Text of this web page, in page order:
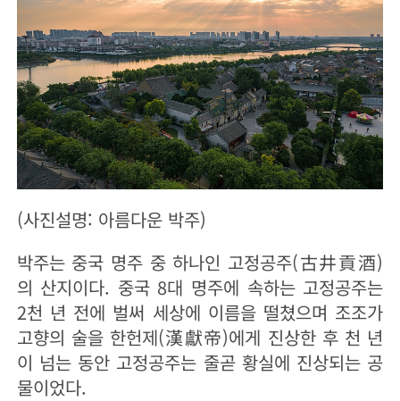
(사진설명: 아름다운 박주)
박주는 중국 명주 중 하나인 고정공주(古井貢酒)
의 산지이다. 중국 8대 명주에 속하는 고정공주는
2천 년 전에 벌써 세상에 이름을 떨쳤으며 조조가
고향의 술을 한헌제(漢獻帝)에게 진상한 후 천 년
이 넘는 동안 고정공주는 줄곧 황실에 진상되는 공
물이었다.